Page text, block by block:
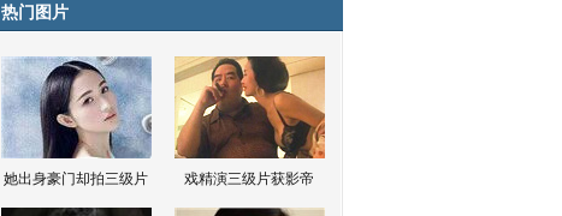
热门图片
她出身豪门却拍三级片 戏精演三级片获影帝